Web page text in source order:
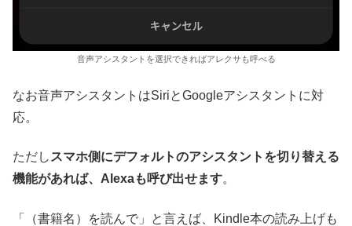
音声アシスタントを選択できればアレクサも呼べる
なお音声アシスタントはSiriとGoogleアシスタントに対
応。
ただし スマホ側にデフォルトのアシスタントを切り替える
機能があれば、Alexaも呼び出せます。
「（書籍名）を読んで」と言えば、Kindle本の読み上げも